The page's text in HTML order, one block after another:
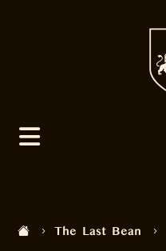
The Last Bean